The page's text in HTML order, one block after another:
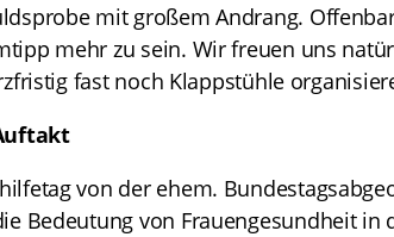
mit großem Andrang.
mehr zu sein. Wir freuen uns
fast noch Klappstühle
von der ehem.
Bedeutung von Frauengesundheit in